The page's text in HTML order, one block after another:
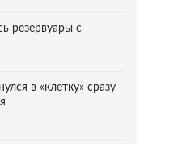
резервуары с
в «клетку» сразу